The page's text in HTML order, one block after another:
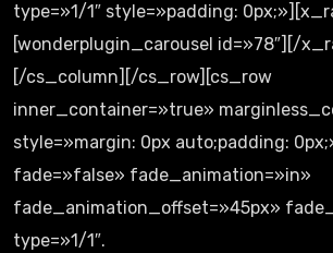
type=»1/1″ style=»padding:
[wonderplugin_carousel id=»78″][/
[/cs_column][/cs_row][cs_row
inner_container=»true»
style=»margin: 0px auto;padding:
fade=»false» fade_animation=»in»
fade_animation_offset=»45px»
type=»1/1″.